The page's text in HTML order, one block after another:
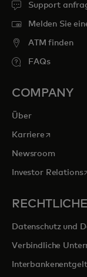
Support
Melden Sie
ATM finden
FAQs
COMPANY
Über
Karrierewird in
Newsroom
Investor Relations
Datenschutz und
Verbindliche